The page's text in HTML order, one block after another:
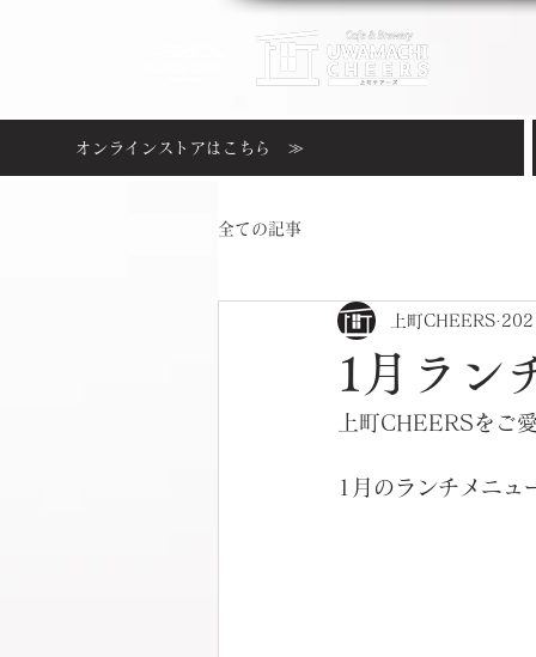
オンラインストアはこちら ≫
全ての記事
1月ラン
上町CHEERS
上町CHEERSをご
1月のランチメニュ